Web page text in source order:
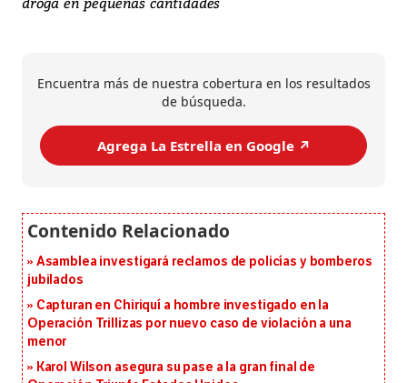
Encuentra más de nuestra cobertura en los resultados
de búsqueda.
Agrega La Estrella en Google ↗️
Asamblea investigará reclamos de policías y bomberos
jubilados
Capturan en Chiriquí a hombre investigado en la
Operación Trillizas por nuevo caso de violación a una
menor
Karol Wilson asegura su pase a la gran final de